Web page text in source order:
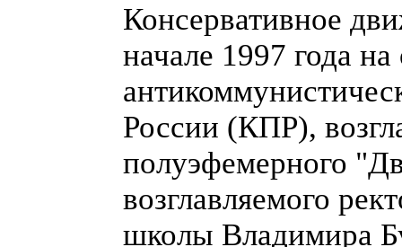
Консервативное
начале 1997 года
России (КПР),
полуэфемерного
возглавляемого
школы Владимира